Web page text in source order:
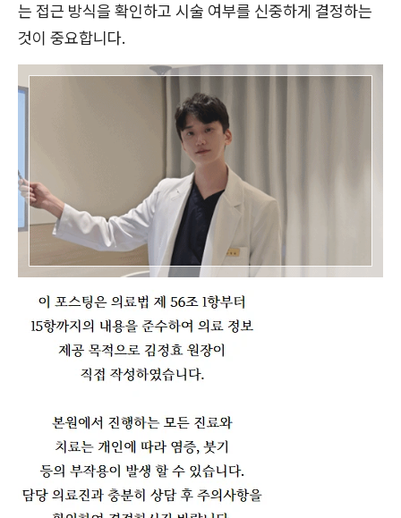
는 접근 방식을 확인하고 시술 여부를 신중하게 결정하는
것이 중요합니다.